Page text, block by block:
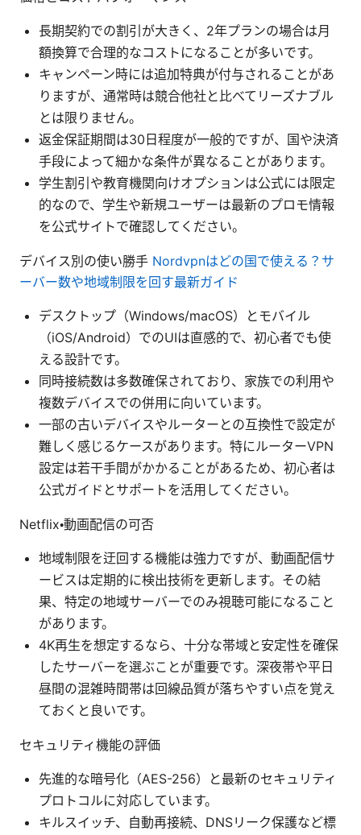
長期契約での割引が大きく、2年プランの場合は月
額換算で合理的なコストになることが多いです。
キャンペーン時には追加特典が付与されることがあ
りますが、通常時は競合他社と比べてリーズナブル
とは限りません。
返金保証期間は30日程度が一般的ですが、国や決済
手段によって細かな条件が異なることがあります。
学生割引や教育機関向けオプションは公式には限定
的なので、学生や新規ユーザーは最新のプロモ情報
を公式サイトで確認してください。
デバイス別の使い勝手 Nordvpnはどの国で使える？サ
ーバー数や地域制限を回す最新ガイド
デスクトップ（Windows/macOS）とモバイル
（iOS/Android）でのUIは直感的で、初心者でも使
える設計です。
同時接続数は多数確保されており、家族での利用や
複数デバイスでの併用に向いています。
一部の古いデバイスやルーターとの互換性で設定が
難しく感じるケースがあります。特にルーターVPN
設定は若干手間がかかることがあるため、初心者は
公式ガイドとサポートを活用してください。
Netflix・動画配信の可否
地域制限を迂回する機能は強力ですが、動画配信サ
ービスは定期的に検出技術を更新します。その結
果、特定の地域サーバーでのみ視聴可能になること
があります。
4K再生を想定するなら、十分な帯域と安定性を確保
したサーバーを選ぶことが重要です。深夜帯や平日
昼間の混雑時間帯は回線品質が落ちやすい点を覚え
ておくと良いです。
セキュリティ機能の評価
先進的な暗号化（AES-256）と最新のセキュリティ
プロトコルに対応しています。
キルスイッチ、自動再接続、DNSリーク保護など標